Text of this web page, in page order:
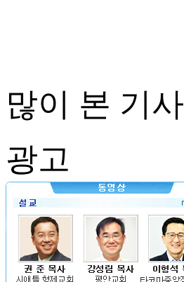
많이 본 기사
광고